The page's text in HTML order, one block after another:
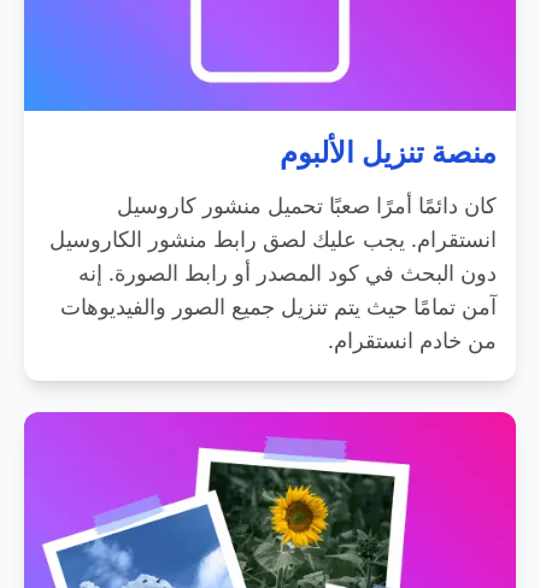
منصة تنزيل الألبوم
كان دائمًا أمرًا صعبًا تحميل منشور كاروسيل
انستقرام. يجب عليك لصق رابط منشور الكاروسيل
دون البحث في كود المصدر أو رابط الصورة. إنه
آمن تمامًا حيث يتم تنزيل جميع الصور والفيديوهات
من خادم انستقرام.